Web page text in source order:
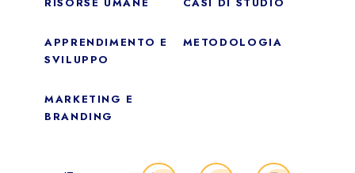
RISORSE UMANE
APPRENDIMENTO E
SVILUPPO
MARKETING E
BRANDING
CASI DI STUDIO
METODOLOGIA
Essentiale
del sito. Non possono essere disabilitati.